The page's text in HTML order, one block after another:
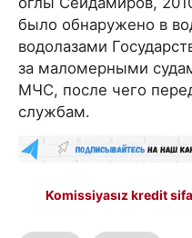
было обнаружено в
водолазами
за маломерными
МЧС, после чего
службам.
Komissiyasız kredit